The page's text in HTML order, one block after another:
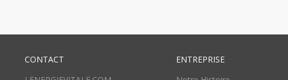
CONTACT
ENTREPRISE